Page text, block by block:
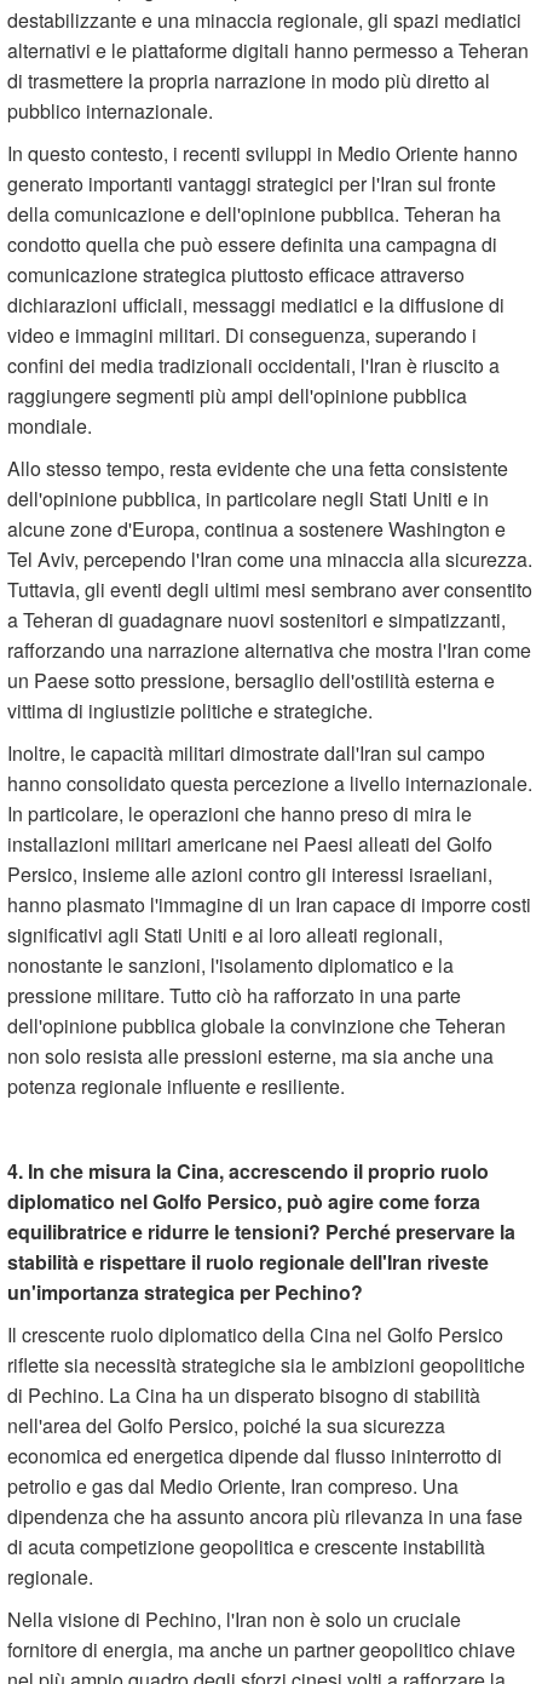
destabilizzante e una minaccia regionale, gli spazi mediatici
alternativi e le piattaforme digitali hanno permesso a Teheran
di trasmettere la propria narrazione in modo più diretto al
pubblico internazionale.
In questo contesto, i recenti sviluppi in Medio Oriente hanno
generato importanti vantaggi strategici per l'Iran sul fronte
della comunicazione e dell'opinione pubblica. Teheran ha
condotto quella che può essere definita una campagna di
comunicazione strategica piuttosto efficace attraverso
dichiarazioni ufficiali, messaggi mediatici e la diffusione di
video e immagini militari. Di conseguenza, superando i
confini dei media tradizionali occidentali, l'Iran è riuscito a
raggiungere segmenti più ampi dell'opinione pubblica
mondiale.
Allo stesso tempo, resta evidente che una fetta consistente
dell'opinione pubblica, in particolare negli Stati Uniti e in
alcune zone d'Europa, continua a sostenere Washington e
Tel Aviv, percependo l'Iran come una minaccia alla sicurezza.
Tuttavia, gli eventi degli ultimi mesi sembrano aver consentito
a Teheran di guadagnare nuovi sostenitori e simpatizzanti,
rafforzando una narrazione alternativa che mostra l'Iran come
un Paese sotto pressione, bersaglio dell'ostilità esterna e
vittima di ingiustizie politiche e strategiche.
Inoltre, le capacità militari dimostrate dall'Iran sul campo
hanno consolidato questa percezione a livello internazionale.
In particolare, le operazioni che hanno preso di mira le
installazioni militari americane nei Paesi alleati del Golfo
Persico, insieme alle azioni contro gli interessi israeliani,
hanno plasmato l'immagine di un Iran capace di imporre costi
significativi agli Stati Uniti e ai loro alleati regionali,
nonostante le sanzioni, l'isolamento diplomatico e la
pressione militare. Tutto ciò ha rafforzato in una parte
dell'opinione pubblica globale la convinzione che Teheran
non solo resista alle pressioni esterne, ma sia anche una
potenza regionale influente e resiliente.
4. In che misura la Cina, accrescendo il proprio ruolo
diplomatico nel Golfo Persico, può agire come forza
equilibratrice e ridurre le tensioni? Perché preservare la
stabilità e rispettare il ruolo regionale dell'Iran riveste
un'importanza strategica per Pechino?
Il crescente ruolo diplomatico della Cina nel Golfo Persico
riflette sia necessità strategiche sia le ambizioni geopolitiche
di Pechino. La Cina ha un disperato bisogno di stabilità
nell'area del Golfo Persico, poiché la sua sicurezza
economica ed energetica dipende dal flusso ininterrotto di
petrolio e gas dal Medio Oriente, Iran compreso. Una
dipendenza che ha assunto ancora più rilevanza in una fase
di acuta competizione geopolitica e crescente instabilità
regionale.
Nella visione di Pechino, l'Iran non è solo un cruciale
fornitore di energia, ma anche un partner geopolitico chiave